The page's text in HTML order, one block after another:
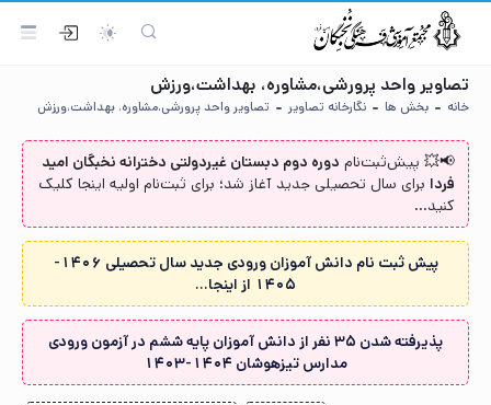
تصاویر واحد پرورشی،مشاوره، بهداشت،ورزش
خانه بخش ها نگارخانه تصاویر تصاویر واحد پرورشی،مشاوره، بهداشت،ورزش
📢💥 پیش‌ثبت‌نام‌ دوره دوم دبستان غیردولتی دخترانه نخبگان امید
فردا برای سال تحصیلی جدید آغاز شد؛ برای ثبت‌نام اولیه اینجا کلیک
کنید...
پیش ثبت نام دانش آموزان ورودی جدید سال تحصیلی 1406-
1405 از اینجا...
پذیرفته شدن ۳۵ نفر از دانش آموزان پایه ششم در آزمون ورودی
مدارس تیزهوشان ۱۴۰۴-۱۴۰۳